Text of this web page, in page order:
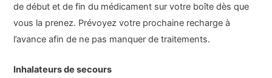
de début et de fin du médicament sur votre boîte dès que
vous la prenez. Prévoyez votre prochaine recharge à
l’avance afin de ne pas manquer de traitements.
Inhalateurs de secours